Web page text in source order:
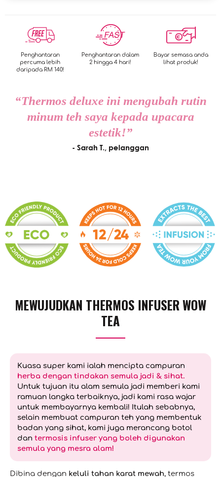
Penghantaran
percuma lebih
daripada RM 140!
Penghantaran dalam
2 hingga 4 hari!
Bayar semasa anda
lihat produk!
“Thermos deluxe ini mengubah rutin
minum teh saya kepada upacara
estetik!”
- Sarah T., pelanggan
MEWUJUDKAN THERMOS INFUSER WOW
TEA
Kuasa super kami ialah mencipta campuran
herba dengan tindakan semula jadi & sihat.
Untuk tujuan itu alam semula jadi memberi kami
ramuan langka terbaiknya, jadi kami rasa wajar
untuk membayarnya kembali! Itulah sebabnya,
selain membuat campuran teh yang membentuk
badan yang sihat, kami juga merancang botol
dan termosis infuser yang boleh digunakan
semula yang mesra alam!
Dibina dengan keluli tahan karat mewah, termos